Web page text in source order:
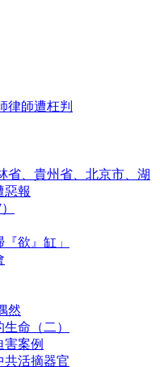
律師遭枉判
省、貴州省、北京市、湖
惡報
欲』缸」
然
命（二）
害案例
共活摘器官